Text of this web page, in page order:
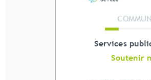
Services
Services